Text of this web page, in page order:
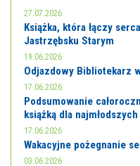
27.07.2026
Książka, która łączy
Jastrzębsku Starym
19.06.2026
Odjazdowy Bibliotekarz
17.06.2026
Podsumowanie
książką dla najmłodszych
17.06.2026
Wakacyjne pożegnanie
03.06.2026